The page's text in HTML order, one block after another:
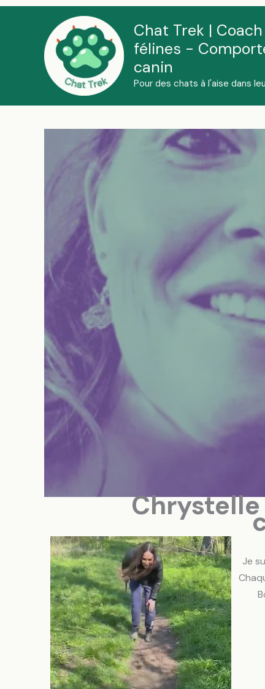
Aller
Chat Trek |
félines -
canin
Pour des chats à l'aise dans
Je